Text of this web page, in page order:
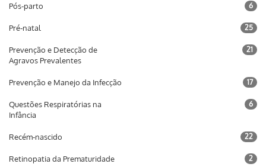
Pós-parto 6
Pré-natal 25
Prevenção e Detecção de
Agravos Prevalentes
21
Prevenção e Manejo da Infecção 17
Questões Respiratórias na
Infância
6
Recém-nascido 22
Retinopatia da Prematuridade 2